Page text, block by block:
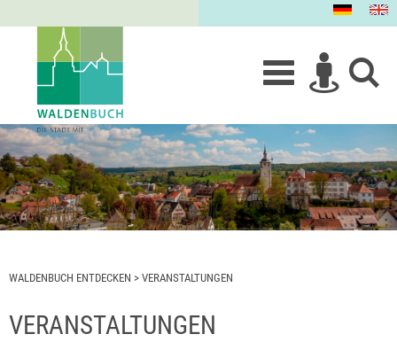
WALDENBUCH ENTDECKEN > VERANSTALTUNGEN
VERANSTALTUNGEN